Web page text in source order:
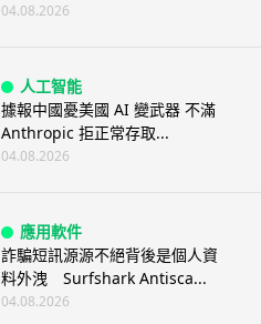
04.08.2026
人工智能
據報中國憂美國 AI 變武器 不滿
Anthropic 拒正常存取...
04.08.2026
應用軟件
詐騙短訊源源不絕背後是個人資
料外洩 Surfshark Antisca...
04.08.2026